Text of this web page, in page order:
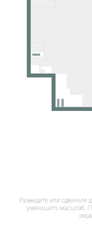
Разведите или сдвиньте
уменьшить масштаб.